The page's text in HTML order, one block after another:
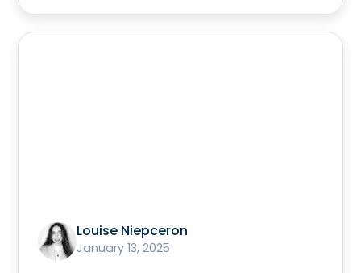
Louise Niepceron
January 13, 2025